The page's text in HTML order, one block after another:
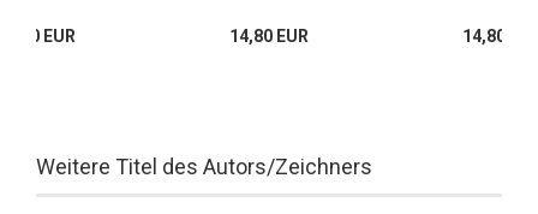
EUR 14,80 EUR 14,80
Weitere Titel des Autors/Zeichners